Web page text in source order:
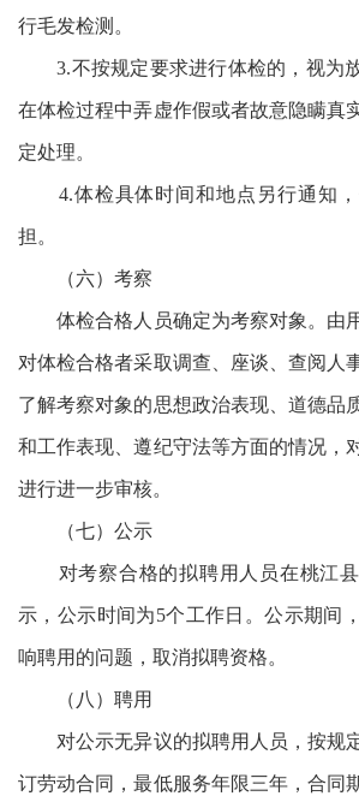
行毛发检测。
3.不按规定要求进行体检的，视为
在体检过程中弄虚作假或者故意隐瞒真
定处理。
4.体检具体时间和地点另行通知，
担。
（六）考察
体检合格人员确定为考察对象。由
对体检合格者采取调查、座谈、查阅人
了解考察对象的思想政治表现、道德品
和工作表现、遵纪守法等方面的情况，
进行进一步审核。
（七）公示
对考察合格的拟聘用人员在桃江县
示，公示时间为5个工作日。公示期间
响聘用的问题，取消拟聘资格。
（八）聘用
对公示无异议的拟聘用人员，按规
订劳动合同，最低服务年限三年，合同